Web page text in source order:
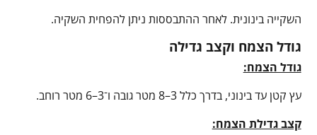
השקייה בינונית. לאחר ההתבססות ניתן להפחית השקיה.
גודל הצמח וקצב גדילה
גודל הצמח:
עץ קטן עד בינוני, בדרך כלל 3–8 מטר גובה ו־3–6 מטר רוחב.
קצב גדילת הצמח: